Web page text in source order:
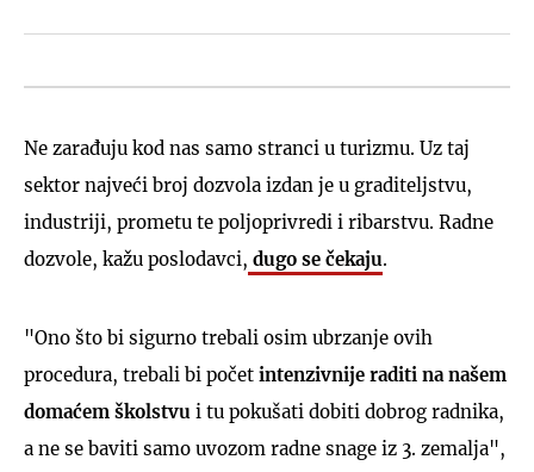
Ne zarađuju kod nas samo stranci u turizmu. Uz taj
sektor najveći broj dozvola izdan je u graditeljstvu,
industriji, prometu te poljoprivredi i ribarstvu. Radne
dozvole, kažu poslodavci, dugo se čekaju.
"Ono što bi sigurno trebali osim ubrzanje ovih
procedura, trebali bi počet intenzivnije raditi na našem
domaćem školstvu i tu pokušati dobiti dobrog radnika,
a ne se baviti samo uvozom radne snage iz 3. zemalja",